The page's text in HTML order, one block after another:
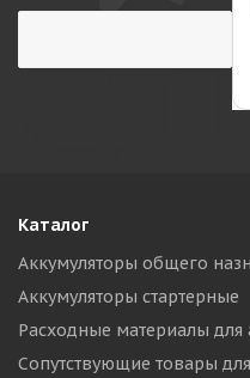
Каталог
Аккумуляторы общего
Аккумуляторы стартерные
Расходные материалы для
Сопутствующие товары